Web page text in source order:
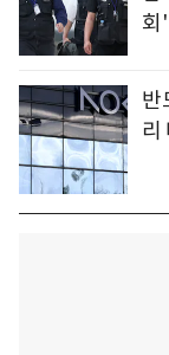
회
반
리